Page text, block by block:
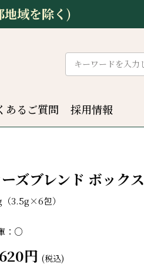
域を除く)
あるご質問 採用情報
ズブレンド ボックス
（3.5g×6包）
：○
円